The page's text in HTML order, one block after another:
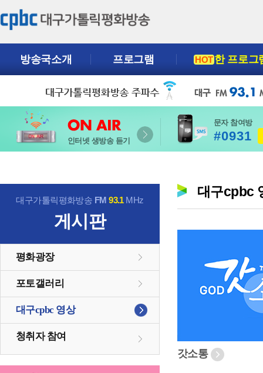
방송국소개 프로그램 HOT한 프로그
인터넷 생방송 듣기
문자 참여방
#0931
대구가톨릭평화방송 FM93.1MHz
게시판
평화광장
포토갤러리
대구cpbc 영상
청취자 참여
대구cpbc
갓소통